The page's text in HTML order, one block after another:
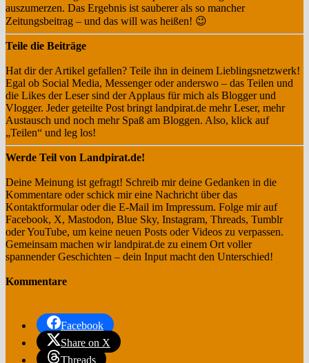
auszumerzen. Das Ergebnis ist sauberer als so mancher
Zeitungsbeitrag – und das will was heißen! 😉
Teile die Beiträge
Hat dir der Artikel gefallen? Teile ihn in deinem Lieblingsnetzwerk!
Egal ob Social Media, Messenger oder anderswo – das Teilen und
die Likes der Leser sind der Applaus für mich als Blogger und
Vlogger. Jeder geteilte Post bringt landpirat.de mehr Leser, mehr
Austausch und noch mehr Spaß am Bloggen. Also, klick auf
„Teilen“ und leg los!
Werde Teil von Landpirat.de!
Deine Meinung ist gefragt! Schreib mir deine Gedanken in die
Kommentare oder schick mir eine Nachricht über das
Kontaktformular oder die E-Mail im Impressum. Folge mir auf
Facebook, X, Mastodon, Blue Sky, Instagram, Threads, Tumblr
oder YouTube, um keine neuen Posts oder Videos zu verpassen.
Gemeinsam machen wir landpirat.de zu einem Ort voller
spannender Geschichten – dein Input macht den Unterschied!
Kommentare
Facebook
Share on X
Threads